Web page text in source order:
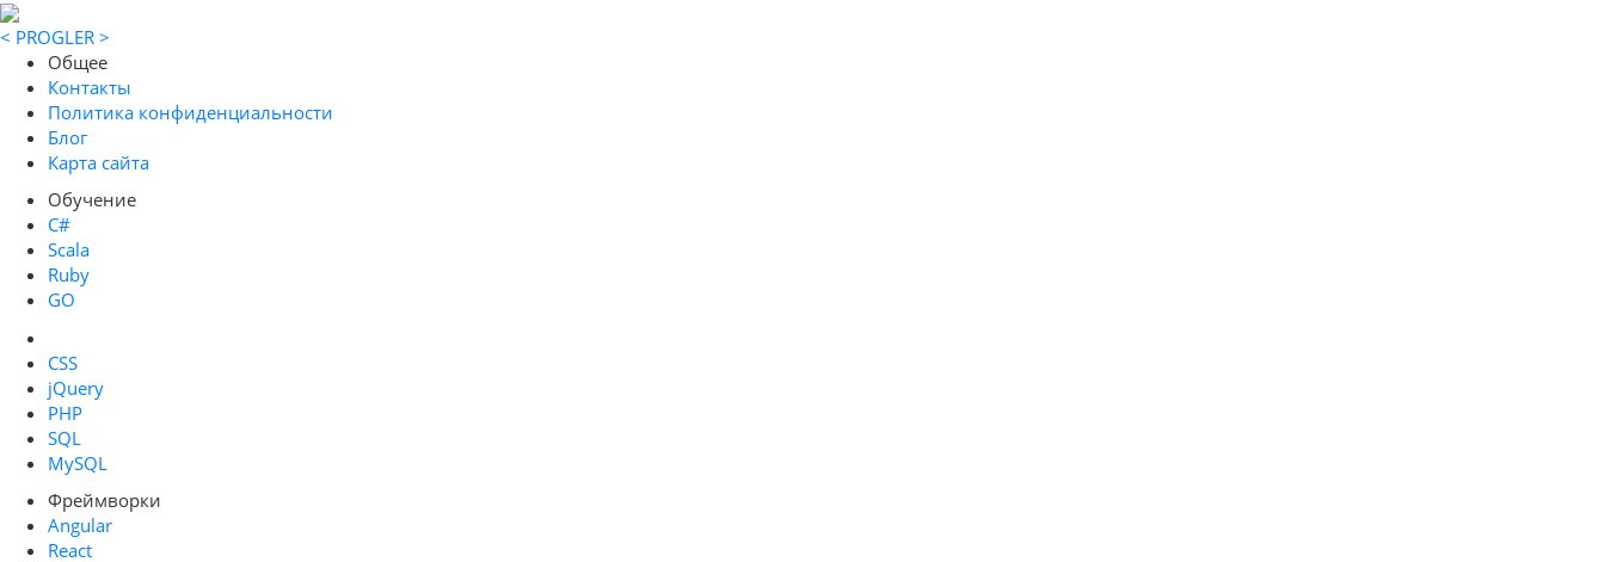
< PROGLER >
Общее
Контакты
Политика конфиденциальности
Блог
Карта сайта
Обучение
C#
Scala
Ruby
GO
CSS
jQuery
PHP
SQL
MySQL
Фреймворки
Angular
React